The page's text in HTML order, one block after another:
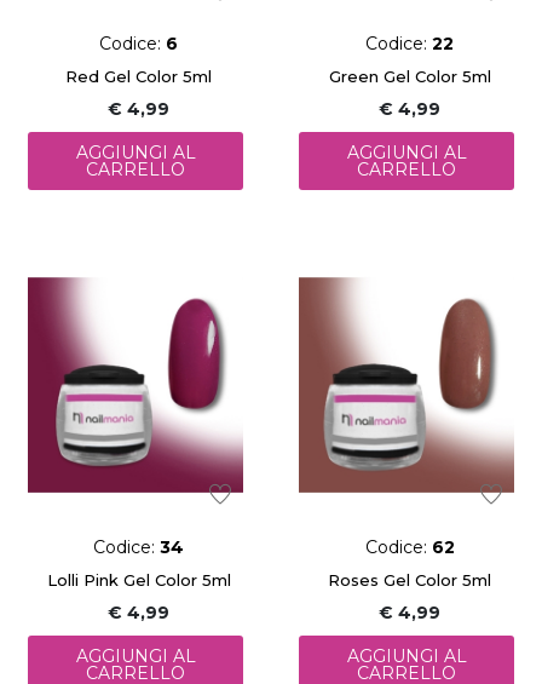
Codice: 6
Red Gel Color 5ml
€ 4,99
AGGIUNGI AL
CARRELLO
Codice: 22
Green Gel Color 5ml
€ 4,99
AGGIUNGI AL
CARRELLO
Codice: 34
Lolli Pink Gel Color 5ml
€ 4,99
AGGIUNGI AL
CARRELLO
Codice: 62
Roses Gel Color 5ml
€ 4,99
AGGIUNGI AL
CARRELLO